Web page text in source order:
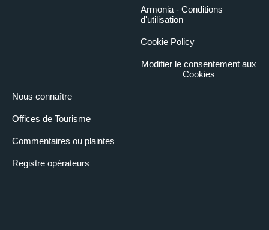
Nous connaître
Offices de Tourisme
Commentaires ou plaintes
Registre opérateurs
Armonia - Conditions
d'utilisation
Cookie Policy
Modifier le consentement aux
Cookies